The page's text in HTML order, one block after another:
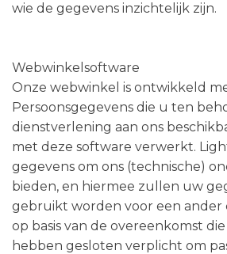
wie de gegevens inzichtelijk zijn.
Webwinkelsoftware
Onze webwinkel is ontwikkeld
Persoonsgegevens die u ten
dienstverlening aan ons
met deze software verwerkt.
gegevens om ons (technische)
bieden, en hiermee zullen uw
gebruikt worden voor een ander
op basis van de overeenkomst
hebben gesloten verplicht om